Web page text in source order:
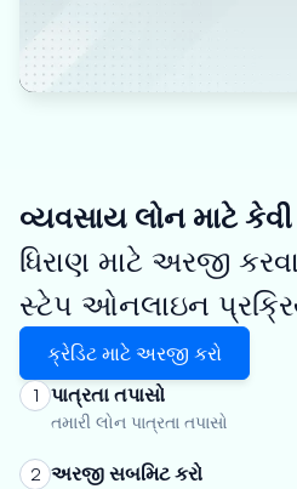
વ્યવસાય લોન માટે
ધિરાણ માટે અરજી
સ્ટેપ ઓનલાઇન
ક્રેડિટ માટે અરજી કરો
1 પાત્રતા તપાસો
તમારી લોન પાત્રતા તપાસો
2 અરજી સબમિટ કરો